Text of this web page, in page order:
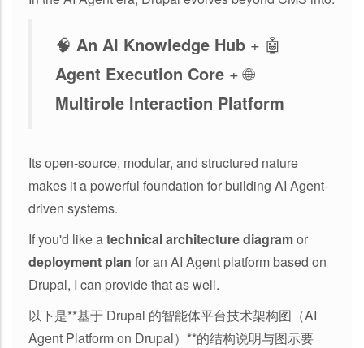
🧠 An AI Knowledge Hub + 🤖
Agent Execution Core + 🌐
Multirole Interaction Platform
Its open-source, modular, and structured nature
makes it a powerful foundation for building AI Agent-
driven systems.
If you'd like atechnical architecture diagramor
deployment plan for an AI Agent platform based on
Drupal, I can provide that as well.
以下是**基于 Drupal 的智能体平台技术架构图（AI
Agent Platform on Drupal）**的结构说明与图示要